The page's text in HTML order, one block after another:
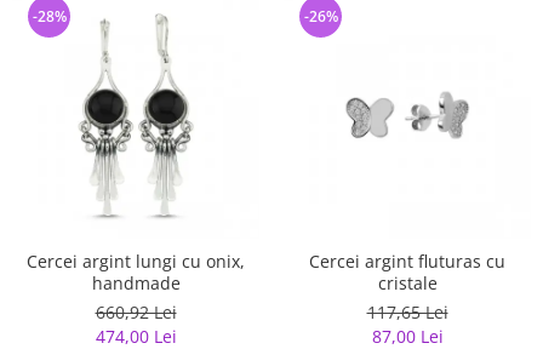
Cercei argint lungi cu onix,
handmade
660,92 Lei
474,00 Lei
-28%
Cercei argint fluturas cu
cristale
117,65 Lei
87,00 Lei
-26%